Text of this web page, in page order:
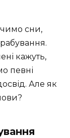
сни,
кажуть,
певні
Але як